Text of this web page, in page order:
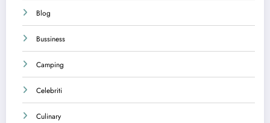
Blog
Bussiness
Camping
Celebriti
Culinary